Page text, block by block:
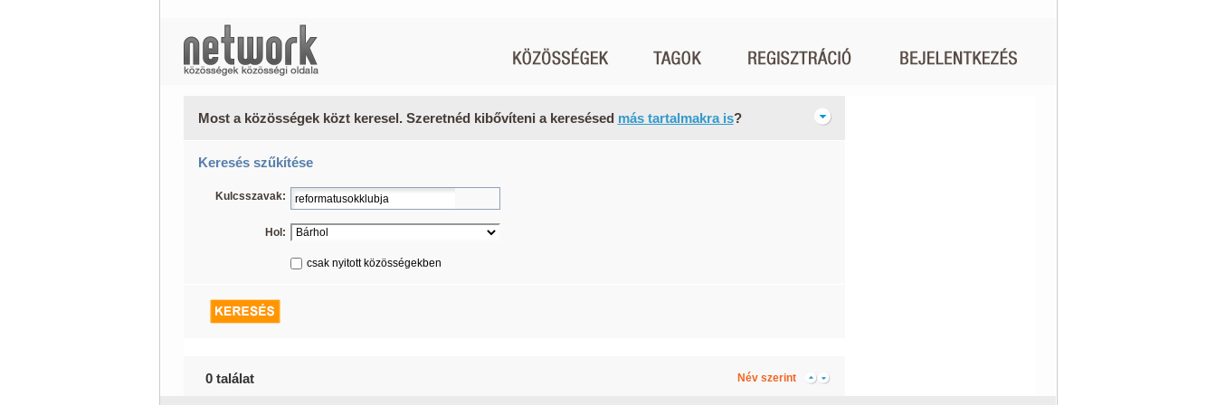
Most a közösségek közt keresel. Szeretnéd kibővíteni a keresésed más tartalmakra is?
Keresés szűkítése
Kulcsszavak:
Hol:
csak nyitott közösségekben
0 találat Név szerint